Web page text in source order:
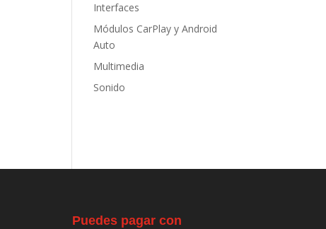
Interfaces
Módulos CarPlay y Android
Auto
Multimedia
Sonido
Puedes pagar con